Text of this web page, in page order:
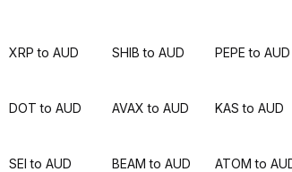
XRP to AUD SHIB to AUD PEPE to AUD
DOT to AUD AVAX to AUD KAS to AUD
SEI to AUD BEAM to AUD ATOM to